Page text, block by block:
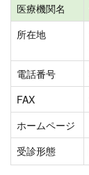
医療機関名
所在地
電話番号
FAX
ホームページ
受診形態